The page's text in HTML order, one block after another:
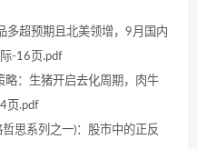
超预期且北美领增，9月国内
-16页.pdf
：生猪开启去化周期，肉牛
页.pdf
思系列之一)：股市中的正反